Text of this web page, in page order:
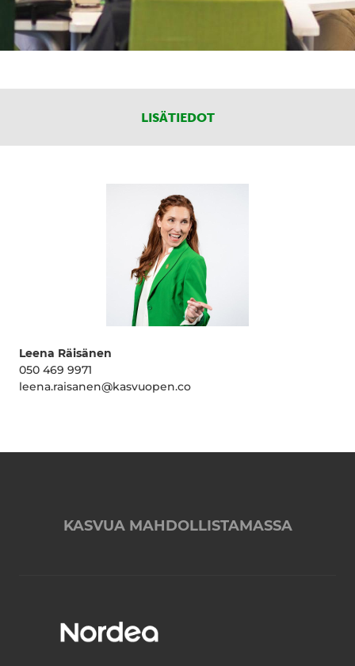
LISÄTIEDOT
Leena Räisänen
050 469 9971
leena.raisanen@kasvuopen.co
KASVUA MAHDOLLISTAMASSA